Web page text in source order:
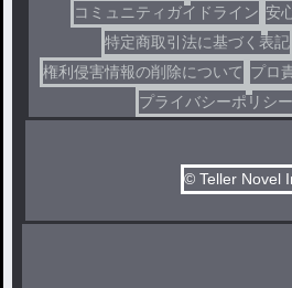
コミュニティガイドライン 安
特定商取引法に基づく表記
権利侵害情報の削除について プロ
プライバシーポリシー
© Teller Novel